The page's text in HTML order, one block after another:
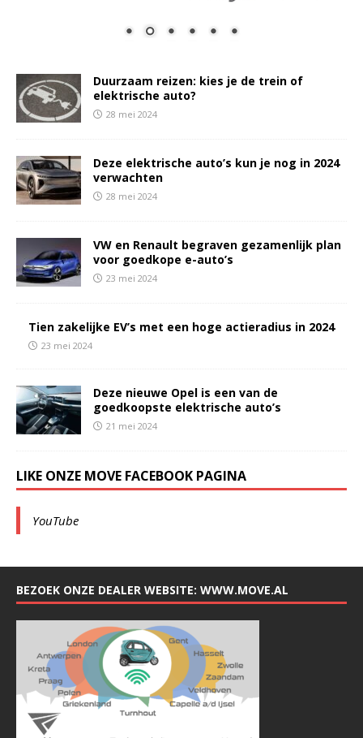
Duurzaam reizen: kies je de trein of
elektrische auto?
28 mei 2024
Deze elektrische auto’s kun je nog in 2024
verwachten
28 mei 2024
VW en Renault begraven gezamenlijk plan
voor goedkope e-auto’s
23 mei 2024
Tien zakelijke EV’s met een hoge actieradius in 2024
23 mei 2024
Deze nieuwe Opel is een van de
goedkoopste elektrische auto’s
21 mei 2024
LIKE ONZE MOVE FACEBOOK PAGINA
YouTube
BEZOEK ONZE DEALER WEBSITE: WWW.MOVE.AL